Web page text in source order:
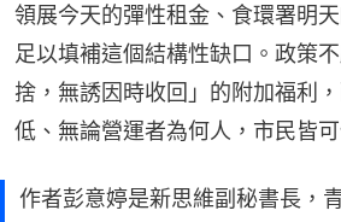
領展今天的彈性租金、食環署明
足以填補這個結構性缺口。政策
捨，無誘因時收回」的附加福利
低、無論營運者為何人，市民皆
作者彭意婷是新思維副秘書長，